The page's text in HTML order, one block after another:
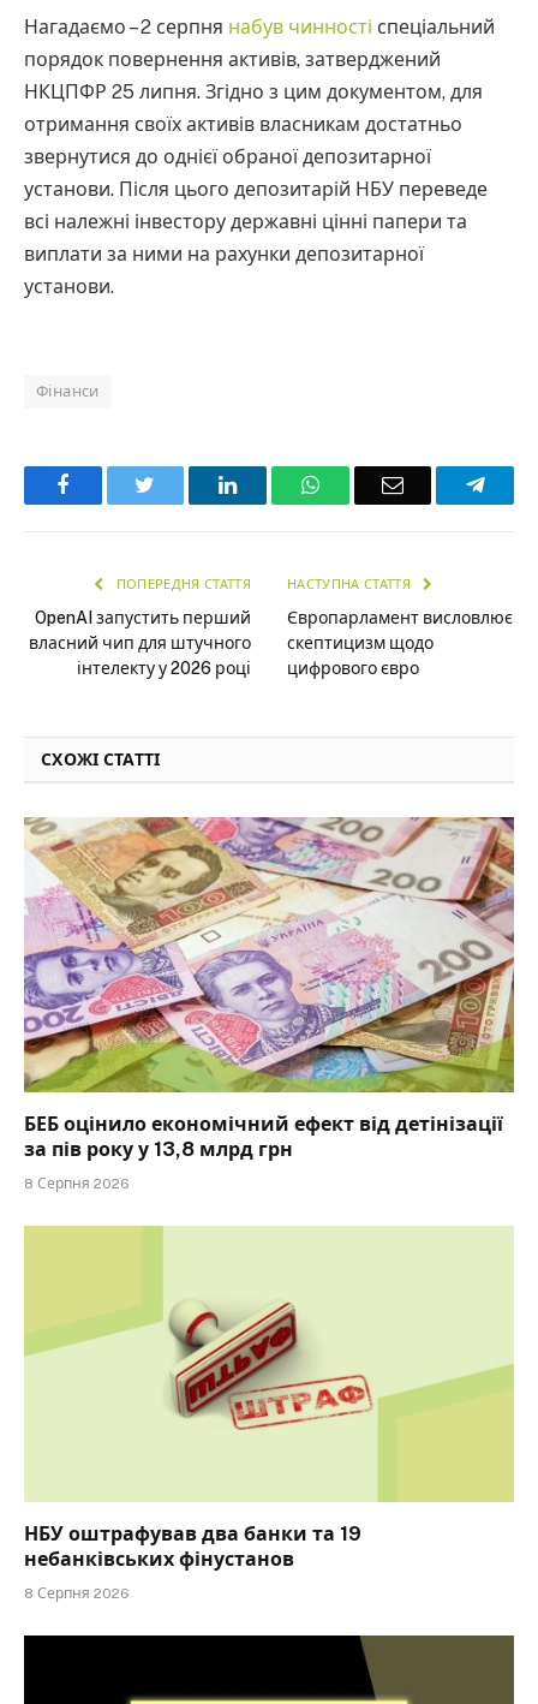
Нагадаємо – 2 серпня набув чинності спеціальний
порядок повернення активів, затверджений
НКЦПФР 25 липня. Згідно з цим документом, для
отримання своїх активів власникам достатньо
звернутися до однієї обраної депозитарної
установи. Після цього депозитарій НБУ переведе
всі належні інвестору державні цінні папери та
виплати за ними на рахунки депозитарної
установи.
Фінанси
Facebook LinkedInWhatsAppEmail
ПОПЕРЕДНЯ СТАТТЯ
OpenAI запустить перший
власний чип для штучного
інтелекту у 2026 році
НАСТУПНА СТАТТЯ
Європарламент висловлює
скептицизм щодо
цифрового євро
СХОЖІ СТАТТІ
БЕБ оцінило економічний ефект від детінізації
за пів року у 13,8 млрд грн
8 Серпня 2026
НБУ оштрафував два банки та 19
небанківських фінустанов
8 Серпня 2026